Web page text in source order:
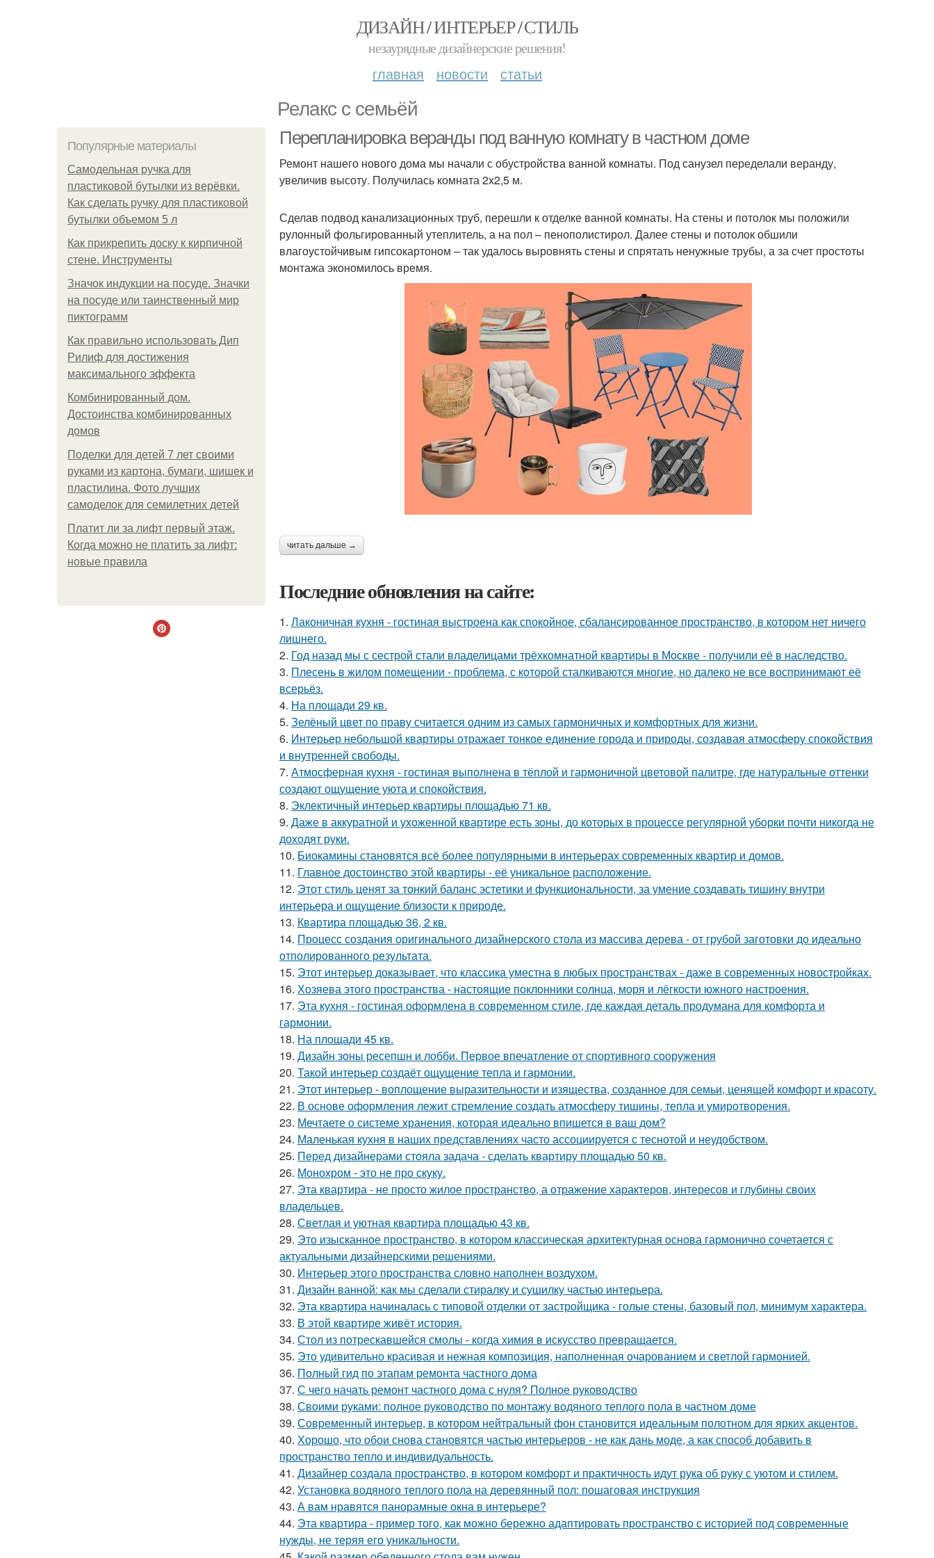
ДИЗАЙН / ИНТЕРЬЕР / СТИЛЬ
незаурядные дизайнерские решения!
главная новости статьи
Релакс с семьёй
Популярные материалы
Самодельная ручка для
пластиковой бутылки из верёвки.
Как сделать ручку для пластиковой
бутылки объемом 5 л
Как прикрепить доску к кирпичной
стене. Инструменты
Значок индукции на посуде. Значки
на посуде или таинственный мир
пиктограмм
Как правильно использовать Дип
Рилиф для достижения
максимального эффекта
Комбинированный дом.
Достоинства комбинированных
домов
Поделки для детей 7 лет своими
руками из картона, бумаги, шишек и
пластилина. Фото лучших
самоделок для семилетних детей
Платит ли за лифт первый этаж.
Когда можно не платить за лифт:
новые правила
Перепланировка веранды под ванную комнату в частном доме
Ремонт нашего нового дома мы начали с обустройства ванной комнаты. Под санузел переделали веранду,
увеличив высоту. Получилась комната 2х2,5 м.
Сделав подвод канализационных труб, перешли к отделке ванной комнаты. На стены и потолок мы положили
рулонный фольгированный утеплитель, а на пол – пенополистирол. Далее стены и потолок обшили
влагоустойчивым гипсокартоном – так удалось выровнять стены и спрятать ненужные трубы, а за счет простоты
монтажа экономилось время.
читать дальше →
Последние обновления на сайте:
1. Лаконичная кухня - гостиная выстроена как спокойное, сбалансированное пространство, в котором нет ничего
лишнего.
2. Год назад мы с сестрой стали владелицами трёхкомнатной квартиры в Москве - получили её в наследство.
3. Плесень в жилом помещении - проблема, с которой сталкиваются многие, но далеко не все воспринимают её
всерьёз.
4. На площади 29 кв.
5. Зелёный цвет по праву считается одним из самых гармоничных и комфортных для жизни.
6. Интерьер небольшой квартиры отражает тонкое единение города и природы, создавая атмосферу спокойствия
и внутренней свободы.
7. Атмосферная кухня - гостиная выполнена в тёплой и гармоничной цветовой палитре, где натуральные оттенки
создают ощущение уюта и спокойствия.
8. Эклектичный интерьер квартиры площадью 71 кв.
9. Даже в аккуратной и ухоженной квартире есть зоны, до которых в процессе регулярной уборки почти никогда не
доходят руки.
10. Биокамины становятся всё более популярными в интерьерах современных квартир и домов.
11. Главное достоинство этой квартиры - её уникальное расположение.
12. Этот стиль ценят за тонкий баланс эстетики и функциональности, за умение создавать тишину внутри
интерьера и ощущение близости к природе.
13. Квартира площадью 36, 2 кв.
14. Процесс создания оригинального дизайнерского стола из массива дерева - от грубой заготовки до идеально
отполированного результата.
15. Этот интерьер доказывает, что классика уместна в любых пространствах - даже в современных новостройках.
16. Хозяева этого пространства - настоящие поклонники солнца, моря и лёгкости южного настроения.
17. Эта кухня - гостиная оформлена в современном стиле, где каждая деталь продумана для комфорта и
гармонии.
18. На площади 45 кв.
19. Дизайн зоны ресепшн и лобби. Первое впечатление от спортивного сооружения
20. Такой интерьер создаёт ощущение тепла и гармонии.
21. Этот интерьер - воплощение выразительности и изящества, созданное для семьи, ценящей комфорт и красоту.
22. В основе оформления лежит стремление создать атмосферу тишины, тепла и умиротворения.
23. Мечтаете о системе хранения, которая идеально впишется в ваш дом?
24. Маленькая кухня в наших представлениях часто ассоциируется с теснотой и неудобством.
25. Перед дизайнерами стояла задача - сделать квартиру площадью 50 кв.
26. Монохром - это не про скуку.
27. Эта квартира - не просто жилое пространство, а отражение характеров, интересов и глубины своих
владельцев.
28. Светлая и уютная квартира площадью 43 кв.
29. Это изысканное пространство, в котором классическая архитектурная основа гармонично сочетается с
актуальными дизайнерскими решениями.
30. Интерьер этого пространства словно наполнен воздухом.
31. Дизайн ванной: как мы сделали стиралку и сушилку частью интерьера.
32. Эта квартира начиналась с типовой отделки от застройщика - голые стены, базовый пол, минимум характера.
33. В этой квартире живёт история.
34. Стол из потрескавшейся смолы - когда химия в искусство превращается.
35. Это удивительно красивая и нежная композиция, наполненная очарованием и светлой гармонией.
36. Полный гид по этапам ремонта частного дома
37. С чего начать ремонт частного дома с нуля? Полное руководство
38. Своими руками: полное руководство по монтажу водяного теплого пола в частном доме
39. Современный интерьер, в котором нейтральный фон становится идеальным полотном для ярких акцентов.
40. Хорошо, что обои снова становятся частью интерьеров - не как дань моде, а как способ добавить в
пространство тепло и индивидуальность.
41. Дизайнер создала пространство, в котором комфорт и практичность идут рука об руку с уютом и стилем.
42. Установка водяного теплого пола на деревянный пол: пошаговая инструкция
43. А вам нравятся панорамные окна в интерьере?
44. Эта квартира - пример того, как можно бережно адаптировать пространство с историей под современные
нужды, не теряя его уникальности.